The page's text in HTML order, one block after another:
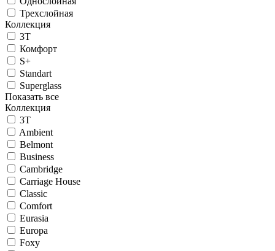
Трехслойная
Коллекция
3T
Комфорт
S+
Standart
Superglass
Показать все
Коллекция
3T
Ambient
Belmont
Business
Cambridge
Carriage House
Classic
Comfort
Eurasia
Europa
Foxy